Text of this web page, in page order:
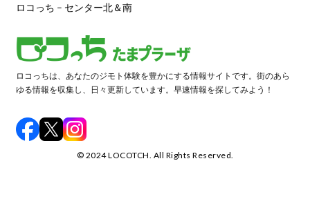
ロコっち – センター北＆南
ロコっちは、あなたのジモト体験を豊かにする情報サイトです。街のあら
ゆる情報を収集し、日々更新しています。早速情報を探してみよう！
©️ 2024 LOCOTCH. All Rights Reserved.